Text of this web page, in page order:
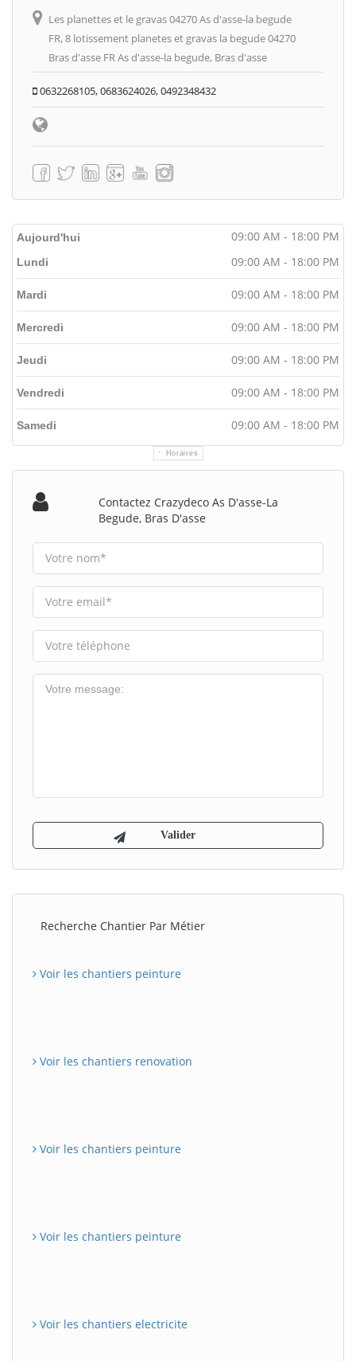
Les planettes et le gravas 04270 As d'asse-la begude
FR, 8 lotissement planetes et gravas la begude 04270
Bras d'asse FR As d'asse-la begude, Bras d'asse
0632268105, 0683624026, 0492348432
Aujourd'hui 09:00 AM - 18:00 PM
Horaires
Lundi 09:00 AM - 18:00 PM
Mardi 09:00 AM - 18:00 PM
Mercredi 09:00 AM - 18:00 PM
Jeudi 09:00 AM - 18:00 PM
Vendredi 09:00 AM - 18:00 PM
Samedi 09:00 AM - 18:00 PM
Contactez Crazydeco As D'asse-La
Begude, Bras D'asse
Recherche Chantier Par Métier
Voir les chantiers peinture
Voir les chantiers renovation
Voir les chantiers peinture
Voir les chantiers peinture
Voir les chantiers electricite